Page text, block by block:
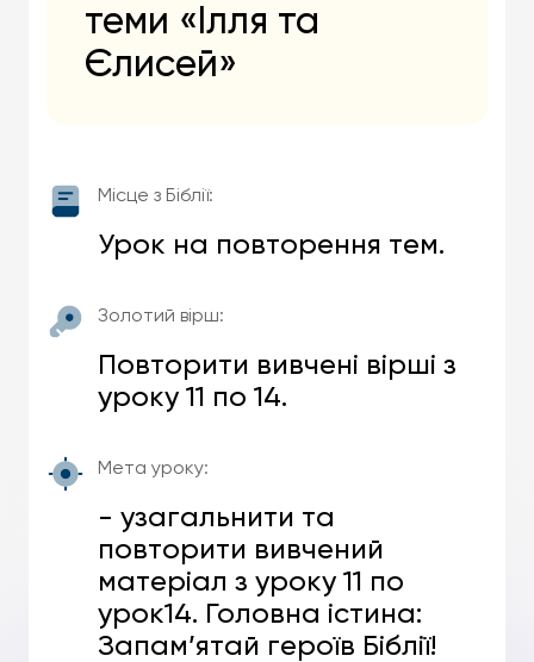
теми «Ілля та
Єлисей»
Місце з Біблії:
Урок на повторення тем.
Золотий вірш:
Повторити вивчені вірші з
уроку 11 по 14.
Мета уроку:
- узагальнити та
повторити вивчений
матеріал з уроку 11 по
урок14. Головна істина:
Запам’ятай героїв Біблії!